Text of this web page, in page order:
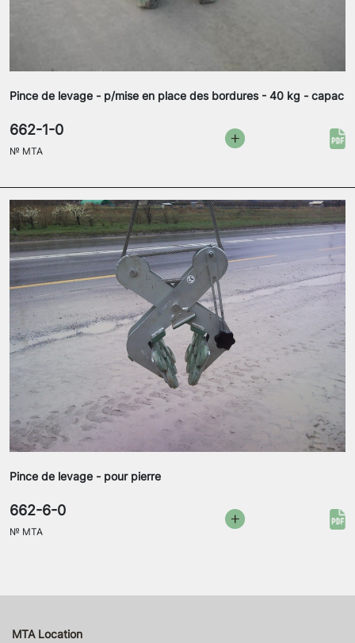
Pince de levage - p/mise en place des bordures - 40 kg - capac
662-1-0
№ MTA
Pince de levage - pour pierre
662-6-0
№ MTA
MTA Location